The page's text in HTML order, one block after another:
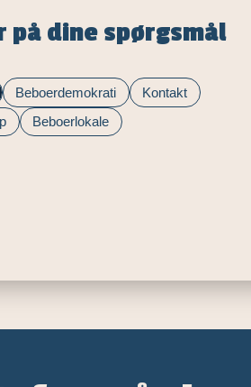
på dine spørgsmål
Beboerdemokrati
Kontakt
Beboerlokale